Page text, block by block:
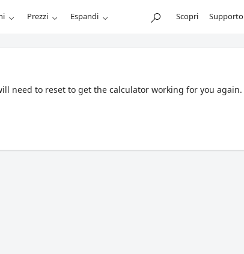
Prezzi Espandi Scopri Supporto
need to reset to get the calculator working for you again.